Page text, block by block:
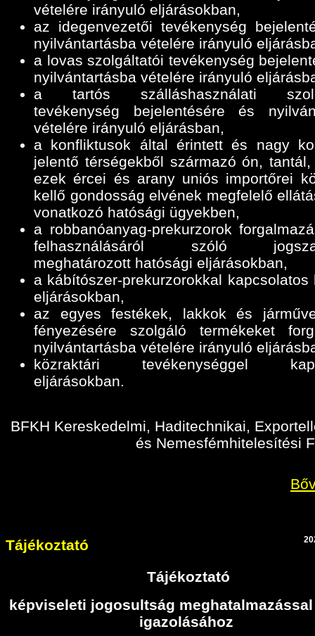
vételére irányuló eljárásokban,
az idegenvezetői tevékenység
nyilvántartásba vételére irányuló
a lovas szolgáltatói tevékenység
nyilvántartásba vételére irányuló
a tartós szálláshasználati
tevékenység bejelentésére és
vételére irányuló eljárásban,
a konfliktusok által érintett és nagy
jelentő térségekből származó ón,
ezek ércei és arany uniós importőrei
kellő gondosság elvének megfelelő
vonatkozó hatósági ügyekben,
a robbanóanyag-prekurzorok
felhasználásáról szóló
meghatározott hatósági eljárásokban,
a kábítószer-prekurzorokkal kapcsolatos
eljárásokban,
az egyes festékek, lakkok és
fényezésére szolgáló termékeket
nyilvántartásba vételére irányuló
közraktári tevékenységgel
eljárásokban.
BFKH Kereskedelmi, Haditechnikai,
és Nemesfémhitelesítési
Tájékoztató
Tájékoztató
képviseleti jogosultság
igazolásához